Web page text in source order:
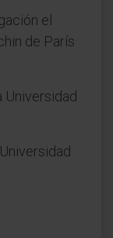
el
de París
Universidad